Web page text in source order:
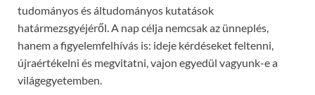
tudományos és áltudományos kutatások
határmezsgyéjéről. A nap célja nemcsak az ünneplés,
hanem a figyelemfelhívás is: ideje kérdéseket feltenni,
újraértékelni és megvitatni, vajon egyedül vagyunk-e a
világegyetemben.